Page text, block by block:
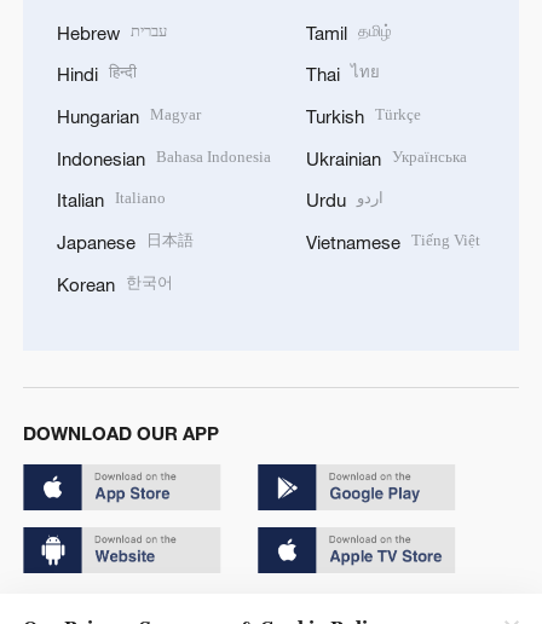
Hebrew עברית
Hindi हिन्दी
Hungarian Magyar
Indonesian Bahasa Indonesia
Italian Italiano
Japanese 日本語
Korean 한국어
Tamil தமிழ்
Thai ไทย
Turkish Türkçe
Ukrainian Українська
Urdu اردو
Vietnamese Tiếng Việt
DOWNLOAD OUR APP